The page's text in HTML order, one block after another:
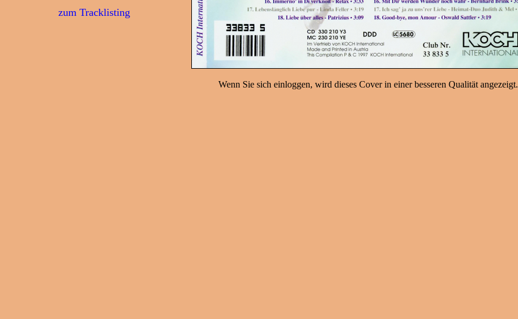
zum Tracklisting
Wenn Sie sich einloggen, wird dieses Cover in einer besseren Qualität angezeigt.